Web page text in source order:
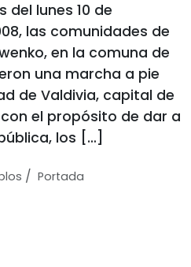
del lunes 10 de
las comunidades de
en la comuna de
una marcha a pie
de Valdivia, capital de
el propósito de dar a
los […]
/ Portada